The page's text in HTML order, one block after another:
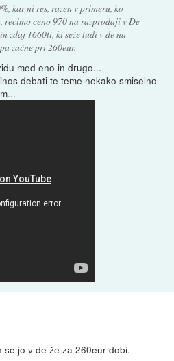
kar ni res, razen v primeru, ko
recimo ceno 970 na razprodaji v De
zdaj 1660ti, ki seže tudi v de na
začne pri 260eur.
med eno in drugo...
debati te teme nekako smiselno
jo v de že za 260eur dobi.